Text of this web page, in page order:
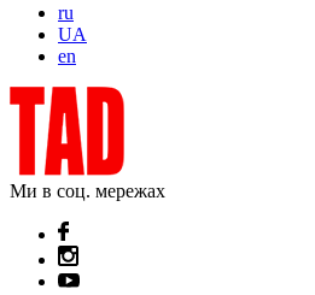
ru
UA
en
Ми в соц. мережах